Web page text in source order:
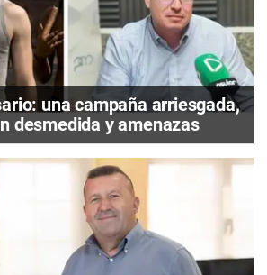
una campaña arriesgada,
desmedida y amenazas